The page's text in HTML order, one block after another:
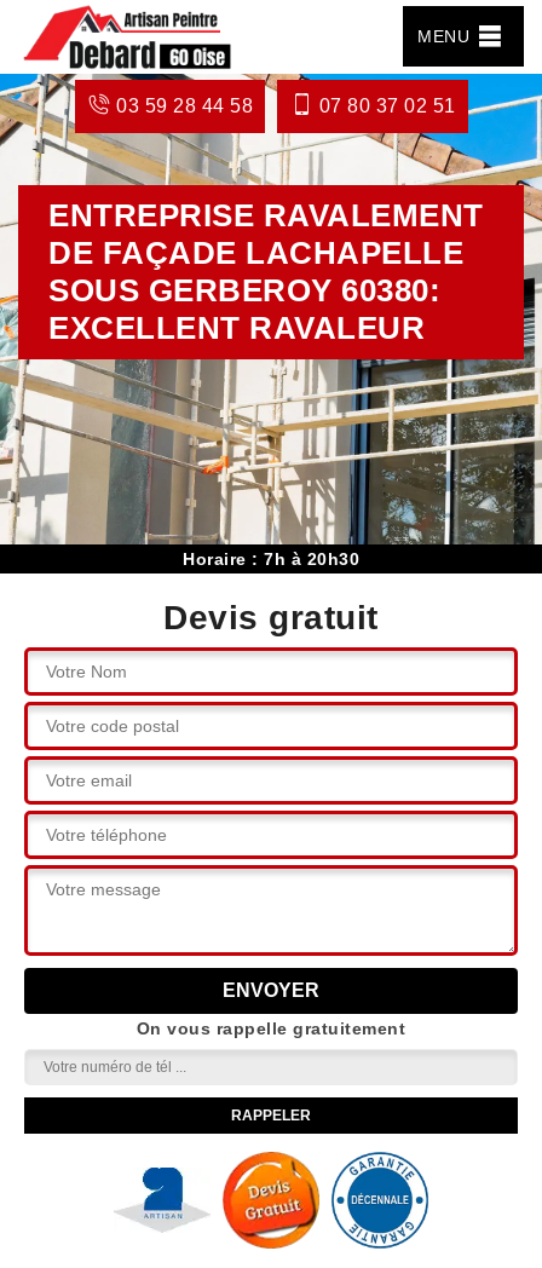
MENU
03 59 28 44 58 07 80 37 02 51
ENTREPRISE RAVALEMENT
DE FAÇADE LACHAPELLE
SOUS GERBEROY 60380:
EXCELLENT RAVALEUR
Horaire : 7h à 20h30
Devis gratuit
On vous rappelle gratuitement